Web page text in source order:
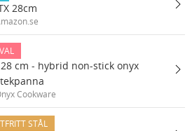
28cm
cm - hybrid non-stick onyx
Cookware
STÅL